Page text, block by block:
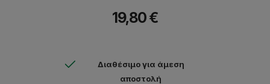
19,80 €
Διαθέσιμο για άμεση
αποστολή